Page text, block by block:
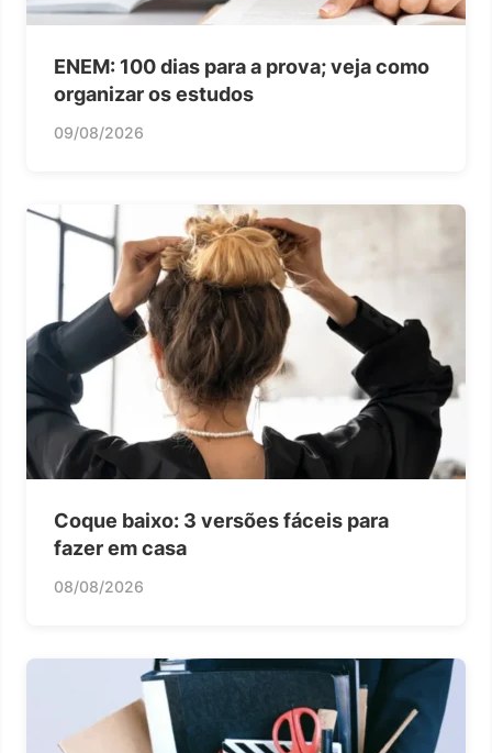
ENEM: 100 dias para a prova; veja como
organizar os estudos
09/08/2026
Coque baixo: 3 versões fáceis para
fazer em casa
08/08/2026